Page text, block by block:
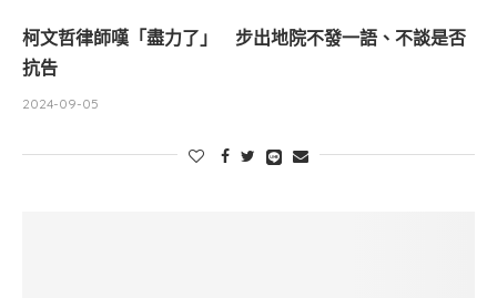
柯文哲律師嘆「盡力了」 步出地院不發一語、不談是否
抗告
2024-09-05